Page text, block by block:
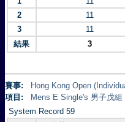
2
11
3
11
結果
3
賽事:
Hong Kong Open
項目:
Mens E Single's 男子戊組
System Record 59